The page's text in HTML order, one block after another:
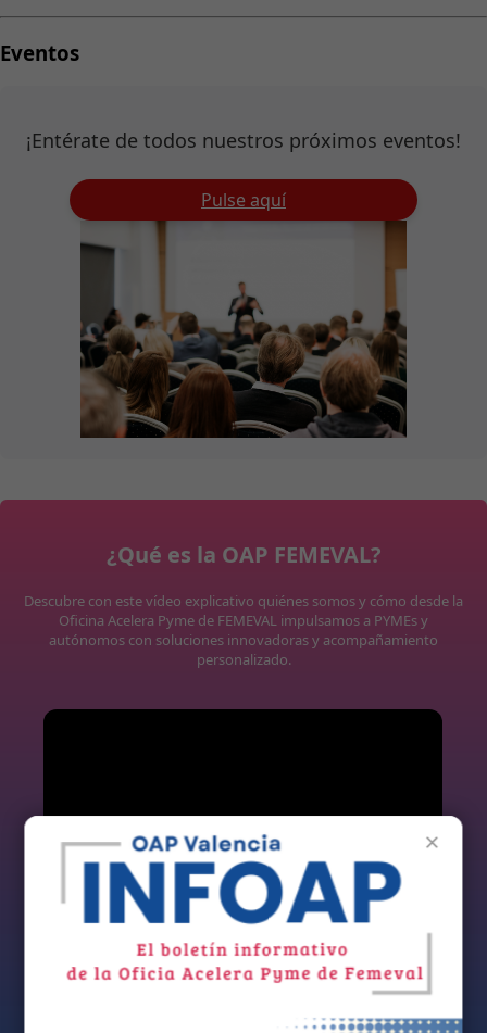
Eventos
¡Entérate de todos nuestros próximos eventos!
Pulse aquí
¿Qué es la OAP FEMEVAL?
Descubre con este vídeo explicativo quiénes somos y cómo desde la
Oficina Acelera Pyme de FEMEVAL impulsamos a PYMEs y
autónomos con soluciones innovadoras y acompañamiento
personalizado.
×